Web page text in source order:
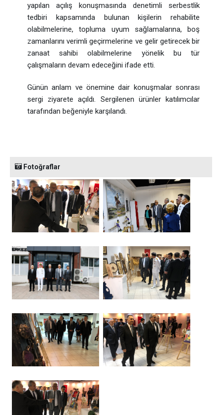
yapılan açılış konuşmasında denetimli serbestlik
tedbiri kapsamında bulunan kişilerin rehabilite
olabilmelerine, topluma uyum sağlamalarına, boş
zamanlarını verimli geçirmelerine ve gelir getirecek bir
zanaat sahibi olabilmelerine yönelik bu tür
çalışmaların devam edeceğini ifade etti.
Günün anlam ve önemine dair konuşmalar sonrası
sergi ziyarete açıldı. Sergilenen ürünler katılımcılar
tarafından beğeniyle karşılandı.
Fotoğraflar